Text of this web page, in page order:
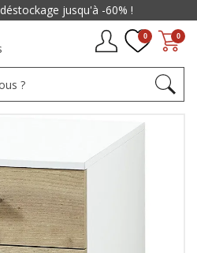
0
0
déstockage jusqu'à -60% !